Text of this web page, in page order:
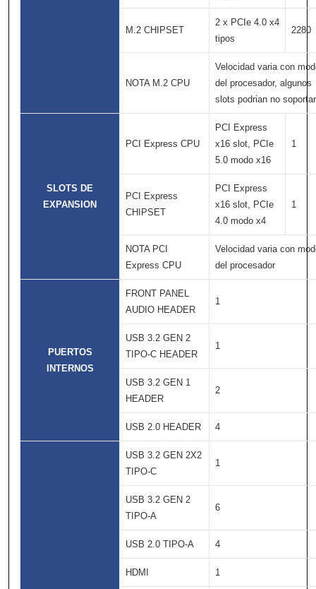
M.2 CHIPSET
2 x PCIe 4.0 x4
tipos
2280
NOTA M.2 CPU
Velocidad varia con
del procesador, algunos
slots podrian no soportar
SLOTS DE
EXPANSION
PCI Express CPU
PCI Express
x16 slot, PCIe
5.0 modo x16
1
PCI Express
CHIPSET
PCI Express
x16 slot, PCIe
4.0 modo x4
1
NOTA PCI
Express CPU
Velocidad varia con
del procesador
PUERTOS
INTERNOS
FRONT PANEL
AUDIO HEADER
1
USB 3.2 GEN 2
TIPO-C HEADER
1
USB 3.2 GEN 1
HEADER
2
USB 2.0 HEADER 4
USB 3.2 GEN 2X2
TIPO-C
1
USB 3.2 GEN 2
TIPO-A
6
USB 2.0 TIPO-A 4
HDMI 1